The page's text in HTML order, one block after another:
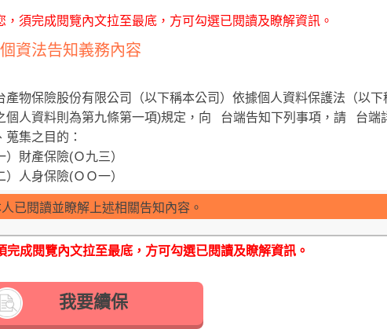
公司聲明事項：
品經本公司合格簽署人員檢視其內容業已符合保險精算原則及保險
責。
契約各項權利義務皆詳列於保單條款，消費者務必詳加閱讀了解。
保書所列強制險相關欄位，僅為提醒保戶維持強制險之有效
視保障之完整性。強制汽車責任保險訂定仍須依強制汽車責任保險法
公司核保通過後，將於「保單寄發前隨機抽樣進行電話訪問」，以
寄出，如十個工作天內未收到，請以電話向客服中心洽詢。
，須完成閱覽內文拉至最底，方可勾選已閱讀及瞭解資訊。
資法告知義務內容
個人資料則為第九條第一項)規定，向   台端告知下列事項，請   台端
方式識 別個人之資料，詳如相關業務申請書或契約書內容)、特種個
已閱讀並瞭解上述相關告知內容。
完成閱覽內文拉至最底，方可勾選已閱讀及瞭解資訊。
我要續保